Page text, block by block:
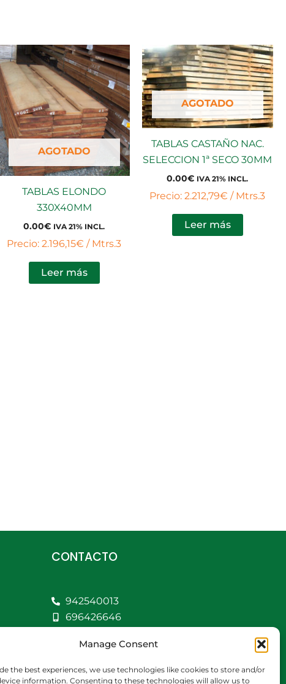
Manage Consent
the best experiences, we use technologies like cookies to store and/or
information. Consenting to these technologies will allow us to
AGOTADO
TABLAS ELONDO
330X40MM
0.00€ IVA 21% INCL.
Precio: 2.196,15€ / Mtrs.3
Leer más
AGOTADO
TABLAS CASTAÑO NAC.
SELECCION 1ª SECO 30MM
0.00€ IVA 21% INCL.
Precio: 2.212,79€ / Mtrs.3
Leer más
CONTACTO
942540013
696426646
comercial@bediaycabarga.com
Fdez. Hontoria 20.
Astillero. 39610